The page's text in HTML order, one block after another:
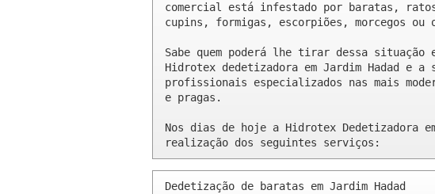
comercial está infestado por baratas,
cupins, formigas, escorpiões, morcegos ou
Sabe quem poderá lhe tirar dessa situação
Hidrotex dedetizadora em Jardim Hadad e
profissionais especializados nas mais
e pragas.
Nos dias de hoje a Hidrotex Dedetizadora
realização dos seguintes serviços:
Dedetização de baratas em Jardim Hadad